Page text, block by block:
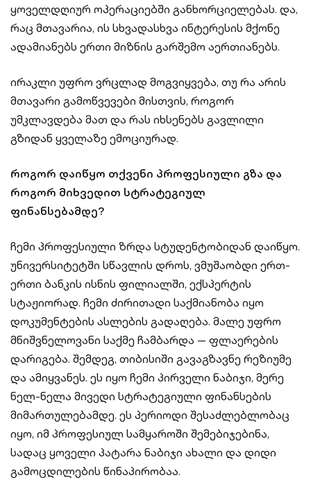
ყოველდღიურ ოპერაციებში განხორციელებას. და,
რაც მთავარია, ის სხვადასხვა ინტერესის მქონე
ადამიანებს ერთი მიზნის გარშემო აერთიანებს.
ირაკლი უფრო ვრცლად მოგვიყვება, თუ რა არის
მთავარი გამოწვევები მისთვის, როგორ
უმკლავდება მათ და რას იხსენებს გავლილი
გზიდან ყველაზე ემოციურად.
როგორ დაიწყო თქვენი პროფესიული გზა და
როგორ მიხვედით სტრატეგიულ
ფინანსებამდე?
ჩემი პროფესიული ზრდა სტუდენტობიდან დაიწყო.
უნივერსიტეტში სწავლის დროს, ვმუშაობდი ერთ-
ერთი ბანკის ისნის ფილიალში, ექსპერტის
სტაჟიორად. ჩემი ძირითადი საქმიანობა იყო
დოკუმენტების ასლების გადაღება. მალე უფრო
მნიშვნელოვანი საქმე ჩამბარდა — ფლაერების
დარიგება. შემდეგ, თიბისიში გავაგზავნე რეზიუმე
და ამიყვანეს. ეს იყო ჩემი პირველი ნაბიჯი, მერე
ნელ-ნელა მივედი სტრატეგიული ფინანსების
მიმართულებამდე. ეს პერიოდი შესაძლებლობაც
იყო, იმ პროფესიულ სამყაროში შემებიჯებინა,
სადაც ყოველი პატარა ნაბიჯი ახალი და დიდი
გამოცდილების წინაპირობაა.